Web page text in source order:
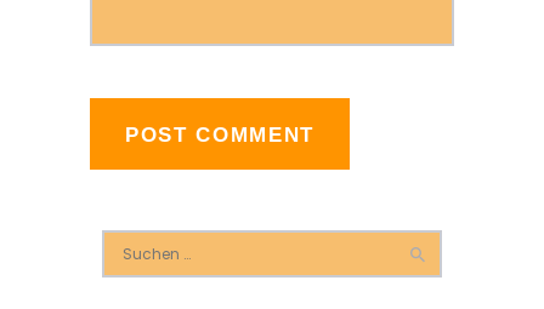
nach: